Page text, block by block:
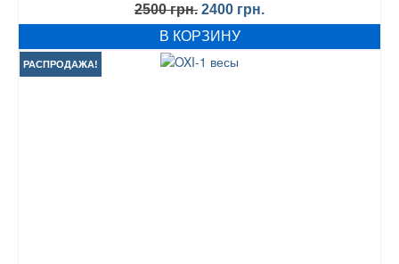
2500грн. Первоначальная
цена
составляла
2500 грн..
2400 грн.
цена:
В КОРЗИНУ
РАСПРОДАЖА!